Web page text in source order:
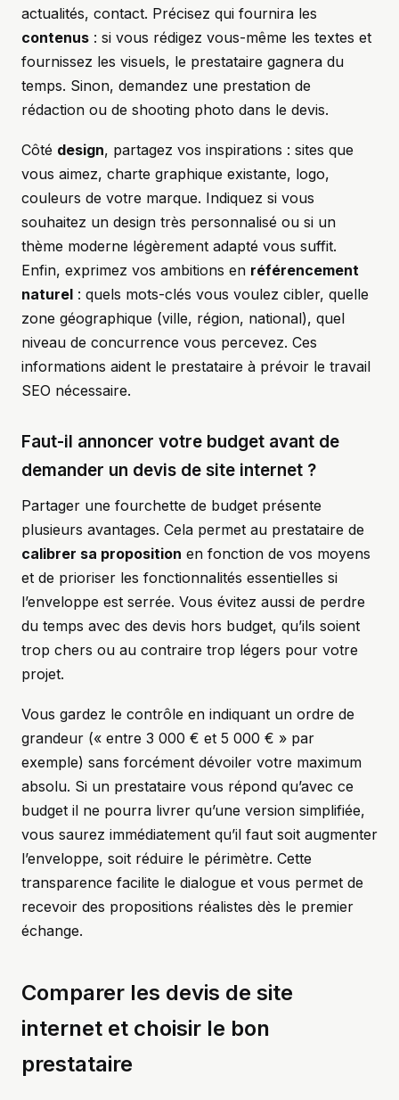
actualités, contact. Précisez qui fournira les
contenus : si vous rédigez vous-même les textes et
fournissez les visuels, le prestataire gagnera du
temps. Sinon, demandez une prestation de
rédaction ou de shooting photo dans le devis.
Côté design, partagez vos inspirations : sites que
vous aimez, charte graphique existante, logo,
couleurs de votre marque. Indiquez si vous
souhaitez un design très personnalisé ou si un
thème moderne légèrement adapté vous suffit.
Enfin, exprimez vos ambitions en référencement
naturel : quels mots-clés vous voulez cibler, quelle
zone géographique (ville, région, national), quel
niveau de concurrence vous percevez. Ces
informations aident le prestataire à prévoir le travail
SEO nécessaire.
Faut-il annoncer votre budget avant de
demander un devis de site internet ?
Partager une fourchette de budget présente
plusieurs avantages. Cela permet au prestataire de
calibrer sa proposition en fonction de vos moyens
et de prioriser les fonctionnalités essentielles si
l’enveloppe est serrée. Vous évitez aussi de perdre
du temps avec des devis hors budget, qu’ils soient
trop chers ou au contraire trop légers pour votre
projet.
Vous gardez le contrôle en indiquant un ordre de
grandeur (« entre 3 000 € et 5 000 € » par
exemple) sans forcément dévoiler votre maximum
absolu. Si un prestataire vous répond qu’avec ce
budget il ne pourra livrer qu’une version simplifiée,
vous saurez immédiatement qu’il faut soit augmenter
l’enveloppe, soit réduire le périmètre. Cette
transparence facilite le dialogue et vous permet de
recevoir des propositions réalistes dès le premier
échange.
Comparer les devis de site
internet et choisir le bon
prestataire